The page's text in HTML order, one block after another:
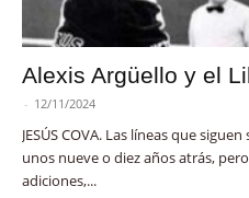
Alexis Argüello y el
- 12/11/2024
JESÚS COVA. Las líneas que
unos nueve o diez años atrás,
adiciones,...